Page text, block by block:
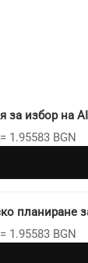
за избор на
1.95583 BGN
планиране
1.95583 BGN